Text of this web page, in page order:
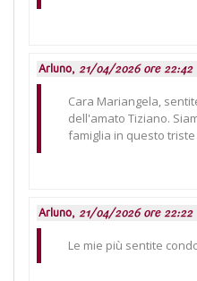
Arluno, 21/04/2026 ore 22:42
Cara Mariangela,
dell'amato Tiziano.
famiglia in questo
Arluno, 21/04/2026 ore 22:22
Le mie più sentite